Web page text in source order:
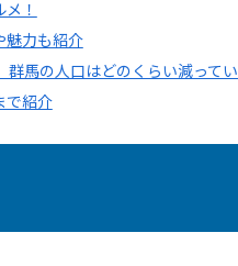
！
魅力も紹介
馬の人口はどのくらい減って
で紹介